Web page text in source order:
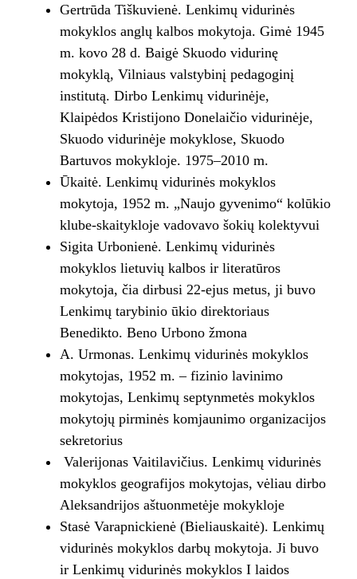
Gertrūda Tiškuvienė. Lenkimų vidurinės
mokyklos anglų kalbos mokytoja. Gimė 1945
m. kovo 28 d. Baigė Skuodo vidurinę
mokyklą, Vilniaus valstybinį pedagoginį
institutą. Dirbo Lenkimų vidurinėje,
Klaipėdos Kristijono Donelaičio vidurinėje,
Skuodo vidurinėje mokyklose, Skuodo
Bartuvos mokykloje. 1975–2010 m.
Ūkaitė. Lenkimų vidurinės mokyklos
mokytoja, 1952 m. „Naujo gyvenimo“ kolūkio
klube-skaitykloje vadovavo šokių kolektyvui
Sigita Urbonienė. Lenkimų vidurinės
mokyklos lietuvių kalbos ir literatūros
mokytoja, čia dirbusi 22-ejus metus, ji buvo
Lenkimų tarybinio ūkio direktoriaus
Benedikto. Beno Urbono žmona
A. Urmonas. Lenkimų vidurinės mokyklos
mokytojas, 1952 m. – fizinio lavinimo
mokytojas, Lenkimų septynmetės mokyklos
mokytojų pirminės komjaunimo organizacijos
sekretorius
Valerijonas Vaitilavičius. Lenkimų vidurinės
mokyklos geografijos mokytojas, vėliau dirbo
Aleksandrijos aštuonmetėje mokykloje
Stasė Varapnickienė (Bieliauskaitė). Lenkimų
vidurinės mokyklos darbų mokytoja. Ji buvo
ir Lenkimų vidurinės mokyklos I laidos